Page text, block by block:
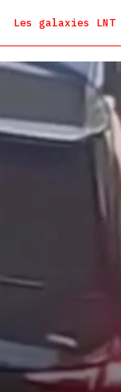
Les galaxies LNT